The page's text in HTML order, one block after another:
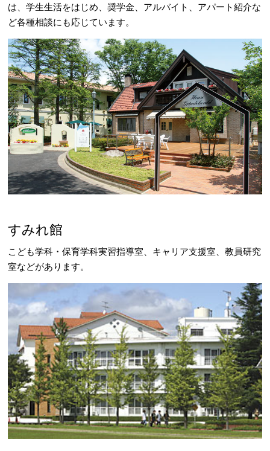
は、学生生活をはじめ、奨学金、アルバイト、アパート紹介な
ど各種相談にも応じています。
すみれ館
こども学科・保育学科実習指導室、キャリア支援室、教員研究
室などがあります。